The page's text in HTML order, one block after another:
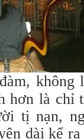
hơn là chỉ
tị nạn,
dài kể